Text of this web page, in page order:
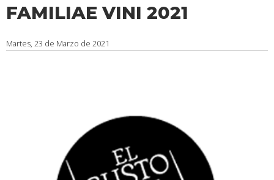
FAMILIAE VINI 2021
Martes, 23 de Marzo de 2021